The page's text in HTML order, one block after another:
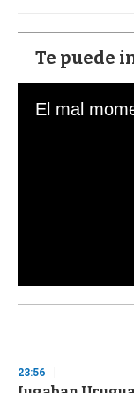
Te puede
s
d
23:56